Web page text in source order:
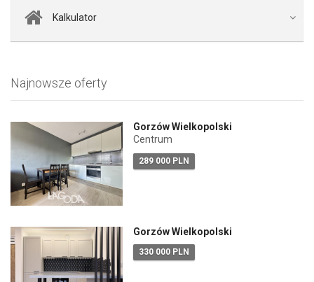
Kalkulator
Najnowsze oferty
Gorzów Wielkopolski
Centrum
289 000 PLN
Gorzów Wielkopolski
330 000 PLN